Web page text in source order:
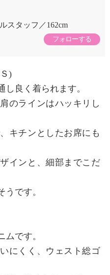
スタッフ
162cm
フォローする
)
良く着られます。
のラインはハッキリし
キチンとしたお席にも
インと、細部までこだ
うです。
ムです。
にくく、ウェスト総ゴ